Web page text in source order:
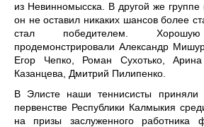
из Невинномысска. В другой же
он не оставил никаких шансов более
стал победителем.
продемонстрировали Александр
Егор Чепко, Роман Сухотько,
Казанцева, Дмитрий Пилипенко.
В Элисте наши теннисисты приняли
первенстве Республики Калмыкия
на призы заслуженного работника